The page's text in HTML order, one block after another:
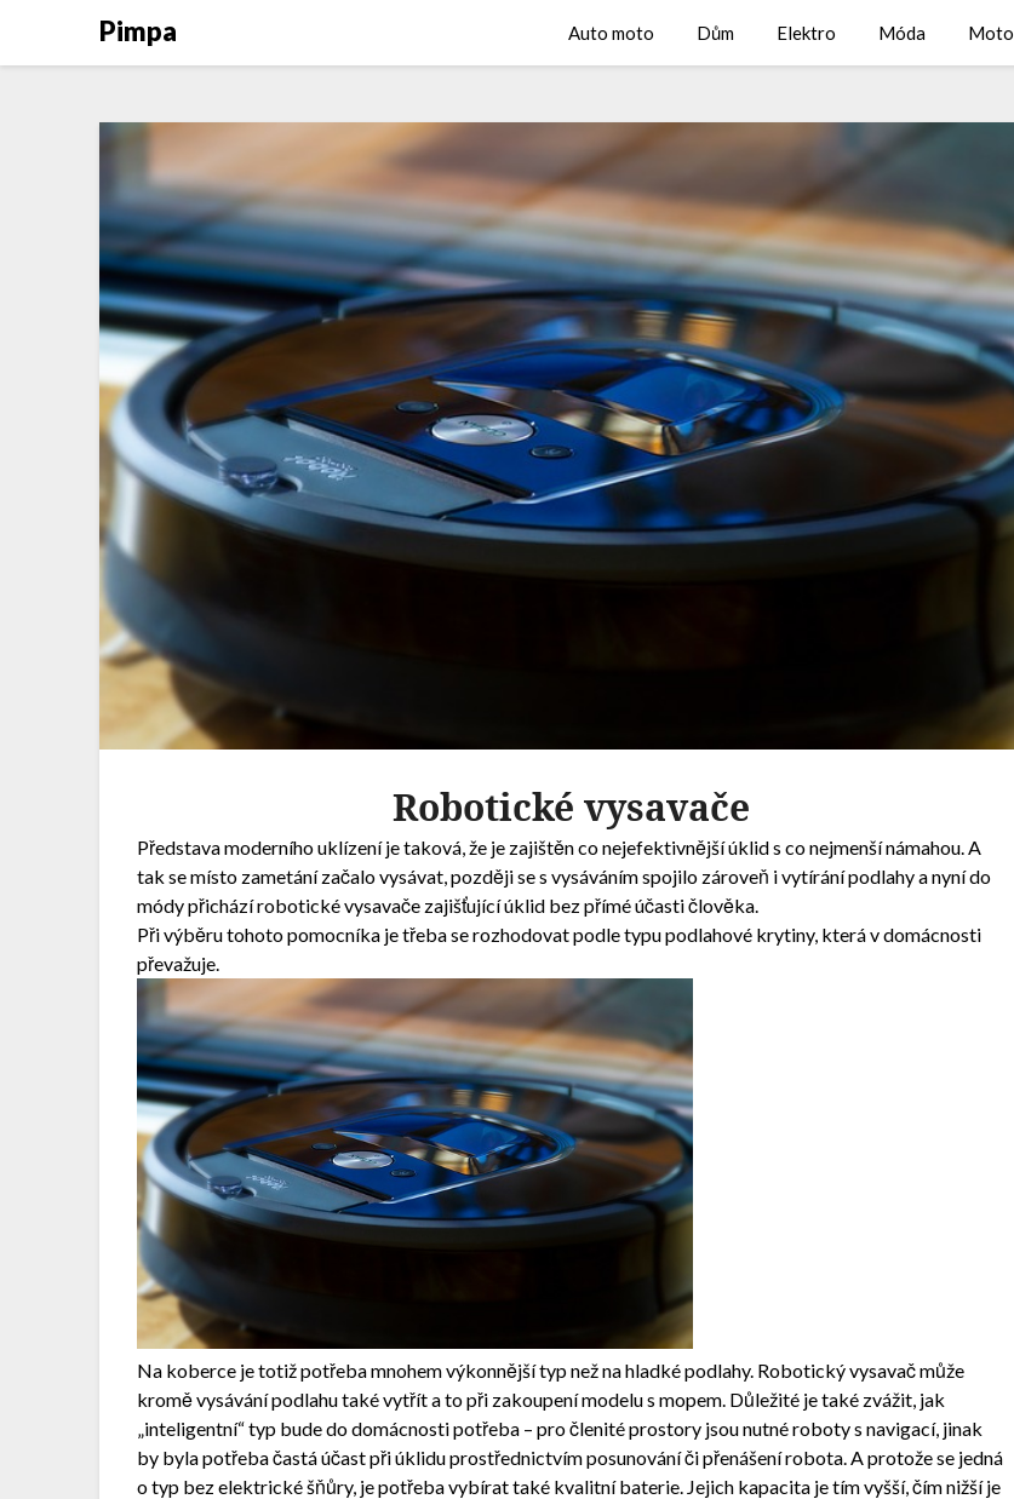
Pimpa Auto moto Dům Elektro Móda Moto
Robotické vysavače
Představa moderního uklízení je taková, že je zajištěn co nejefektivnější úklid s co nejmenší námahou. A
tak se místo zametání začalo vysávat, později se s vysáváním spojilo zároveň i vytírání podlahy a nyní do
módy přichází robotické vysavače zajišťující úklid bez přímé účasti člověka.
Při výběru tohoto pomocníka je třeba se rozhodovat podle typu podlahové krytiny, která v domácnosti
převažuje.
Na koberce je totiž potřeba mnohem výkonnější typ než na hladké podlahy. Robotický vysavač může
kromě vysávání podlahu také vytřít a to při zakoupení modelu s mopem. Důležité je také zvážit, jak
„inteligentní“ typ bude do domácnosti potřeba – pro členité prostory jsou nutné roboty s navigací, jinak
by byla potřeba častá účast při úklidu prostřednictvím posunování či přenášení robota. A protože se jedná
o typ bez elektrické šňůry, je potřeba vybírat také kvalitní baterie. Jejich kapacita je tím vyšší, čím nižší je